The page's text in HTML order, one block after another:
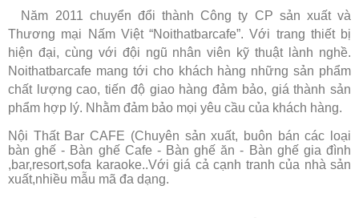
Năm 2011 chuyển đổi thành Công ty CP sản xuất và
Thương mại Nấm Việt “Noithatbarcafe”. Với trang thiết bị
hiện đại, cùng với đội ngũ nhân viên kỹ thuật lành nghề.
Noithatbarcafe mang tới cho khách hàng những sản phẩm
chất lượng cao, tiến độ giao hàng đảm bảo, giá thành sản
phẩm hợp lý. Nhằm đảm bảo mọi yêu cầu của khách hàng.
Nội Thất Bar CAFE (Chuyên sản xuất, buôn bán các loại
bàn ghế - Bàn ghế Cafe - Bàn ghế ăn - Bàn ghế gia đình
,bar,resort,sofa karaoke..Với giá cả cạnh tranh của nhà sản
xuất,nhiều mẫu mã đa dạng.